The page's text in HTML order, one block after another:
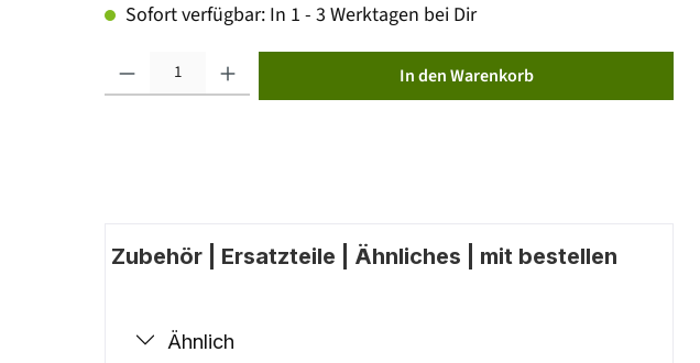
Sofort verfügbar: In 1 - 3 Werktagen bei Dir
In den Warenkorb
Zubehör | Ersatzteile | Ähnliches | mit bestellen
Ähnlich